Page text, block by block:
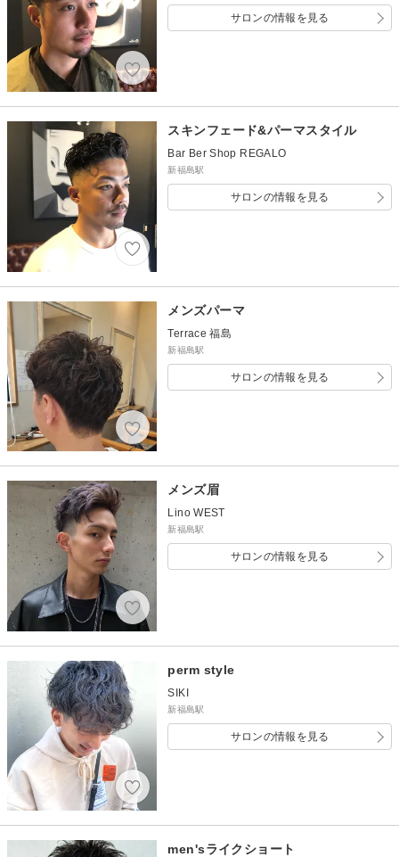
サロンの情報を見る
スキンフェード&パーマスタイル
Bar Ber Shop REGALO
新福島駅
サロンの情報を見る
メンズパーマ
Terrace 福島
新福島駅
サロンの情報を見る
メンズ眉
Lino WEST
新福島駅
サロンの情報を見る
perm style
SIKI
新福島駅
サロンの情報を見る
men'sライクショート